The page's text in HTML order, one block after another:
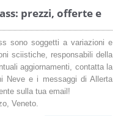
prezzi, offerte e
sono soggetti a variazioni e
sciistiche, responsabili della
aggiornamenti, contatta la
Neve e i messaggi di Allerta
sulla tua email!
Veneto.